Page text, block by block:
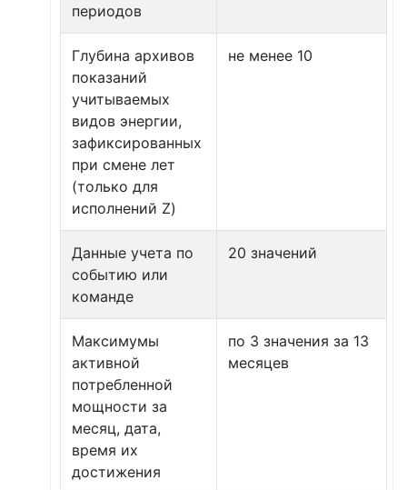
периодов
Глубина архивов
показаний
учитываемых
видов энергии,
зафиксированных
при смене лет
(только для
исполнений Z)
не менее 10
Данные учета по
событию или
команде
20 значений
Максимумы
активной
потребленной
мощности за
месяц, дата,
время их
достижения
по 3 значения за 13
месяцев